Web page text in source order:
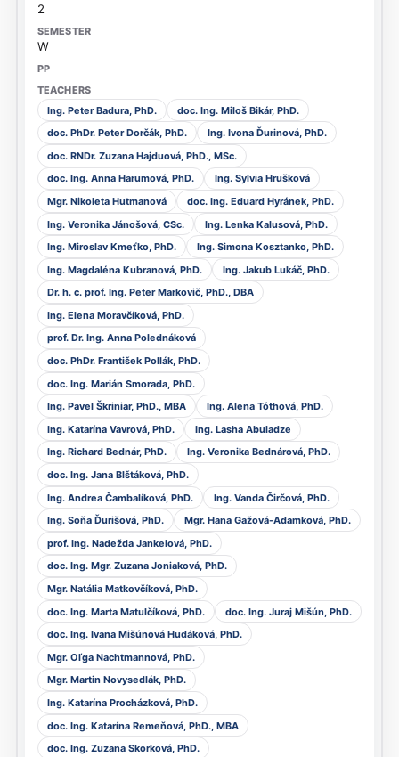
2
W
Ing. Peter Badura, PhD.
doc. Ing. Miloš Bikár, PhD.
doc. PhDr. Peter Dorčák, PhD.
Ing. Ivona Ďurinová, PhD.
doc. RNDr. Zuzana Hajduová, PhD., MSc.
doc. Ing. Anna Harumová, PhD.
Ing. Sylvia Hrušková
Mgr. Nikoleta Hutmanová
doc. Ing. Eduard Hyránek, PhD.
Ing. Veronika Jánošová, CSc.
Ing. Lenka Kalusová, PhD.
Ing. Miroslav Kmeťko, PhD.
Ing. Simona Kosztanko, PhD.
Ing. Magdaléna Kubranová, PhD.
Ing. Jakub Lukáč, PhD.
Dr. h. c. prof. Ing. Peter Markovič, PhD., DBA
Ing. Elena Moravčíková, PhD.
prof. Dr. Ing. Anna Polednáková
doc. PhDr. František Pollák, PhD.
doc. Ing. Marián Smorada, PhD.
Ing. Pavel Škriniar, PhD., MBA
Ing. Alena Tóthová, PhD.
Ing. Katarína Vavrová, PhD.
Ing. Lasha Abuladze
Ing. Richard Bednár, PhD.
Ing. Veronika Bednárová, PhD.
doc. Ing. Jana Blštáková, PhD.
Ing. Andrea Čambalíková, PhD.
Ing. Vanda Čirčová, PhD.
Ing. Soňa Ďurišová, PhD.
Mgr. Hana Gažová-Adamková, PhD.
prof. Ing. Nadežda Jankelová, PhD.
doc. Ing. Mgr. Zuzana Joniaková, PhD.
Mgr. Natália Matkovčíková, PhD.
doc. Ing. Marta Matulčíková, PhD.
doc. Ing. Juraj Mišún, PhD.
doc. Ing. Ivana Mišúnová Hudáková, PhD.
Mgr. Oľga Nachtmannová, PhD.
Mgr. Martin Novysedlák, PhD.
Ing. Katarína Procházková, PhD.
doc. Ing. Katarína Remeňová, PhD., MBA
doc. Ing. Zuzana Skorková, PhD.